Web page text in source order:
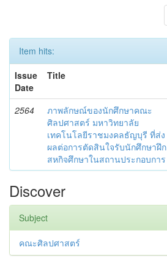
Item hits:
Issue
Date
Title
2564
ภาพลักษณ์ของนักศึกษาคณะ
ศิลปศาสตร์ มหาวิทยาลัย
เทคโนโลยีราชมงคลธัญบุรี ที่ส่ง
ผลต่อการตัดสินใจรับนักศึกษาฝึก
สหกิจศึกษาในสถานประกอบการ
Discover
Subject
คณะศิลปศาสตร์